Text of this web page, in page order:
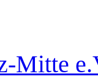
Mitte